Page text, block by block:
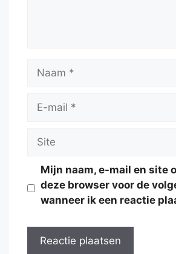
Naam
Site
Mijn naam, e-mail en site
deze browser voor de
wanneer ik een reactie